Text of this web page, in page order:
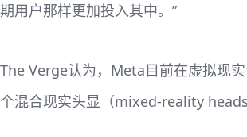
期用户那样更加投入其中。”
The Verge认为，Meta目前在虚拟现
个混合现实头显（mixed-reality